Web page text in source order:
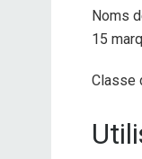
Noms
15
Classe